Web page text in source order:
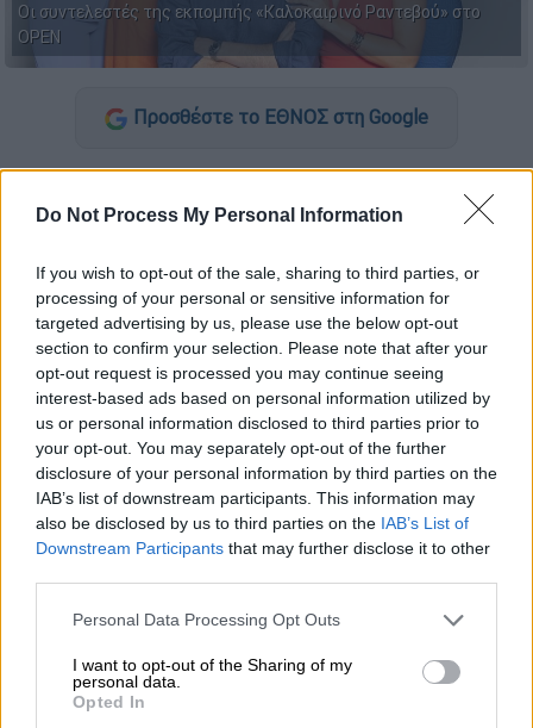
Do Not Process My Personal Information
If you wish to opt-out of the sale, sharing to third parties, or
processing of your personal or sensitive information for
targeted advertising by us, please use the below opt-out
section to confirm your selection. Please note that after your
opt-out request is processed you may continue seeing
interest-based ads based on personal information utilized by
us or personal information disclosed to third parties prior to
your opt-out. You may separately opt-out of the further
disclosure of your personal information by third parties on the
IAB’s list of downstream participants. This information may
also be disclosed by us to third parties on the IAB’s List of
Downstream Participants that may further disclose it to other
Please note that this website/app uses one or more Google
not limited to your visit or usage behaviour. You may click to
grant or deny consent to Google and its third-party tags to
use your data for below specified purposes in below Google
Personal Data Processing Opt Outs
I want to opt-out of the Sharing of my
personal data.
Opted In
Οι συντελεστές της εκπομπής «Καλοκαιρινό Ραντεβού» στο
OPEN
Προσθέστε το ΕΘΝΟΣ στη Google
υπόσχονταιοΛάμπρος Κωνσταντάρας
και η
μας από αύριο Δευτέρα, 7 Ιουλίου στις 09:50
και κάθε μέρα την ίδια ώρα, στοOPEN!
ΔΙΑΒΑΣΤΕ ΕΠΙΣΗΣ
Τηλεόραση| 04.07.2025 17:05
Το OPEN αποχαιρετά και ευχαριστεί
την Ελένη Τσολάκη για την
πολύχρονη συνεργασία
Ο Λάμπρος και η Ιωάννα θα έχουν μαζί τους
αγαπημένους, γνώριμους, αλλά και νέους
συνεργάτες, σ’ ένα συνδυασμό που εγγυάται